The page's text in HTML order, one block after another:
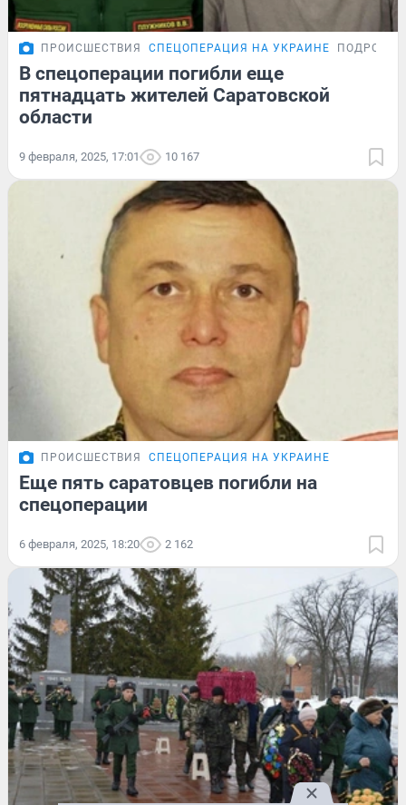
ПРОИСШЕСТВИЯ СПЕЦОПЕРАЦИЯ НА УКРАИНЕ
В спецоперации погибли еще
пятнадцать жителей Саратовской
области
9 февраля, 2025, 17:01 10 167
ПРОИСШЕСТВИЯ СПЕЦОПЕРАЦИЯ НА УКРАИНЕ
Еще пять саратовцев погибли на
спецоперации
6 февраля, 2025, 18:20 2 162